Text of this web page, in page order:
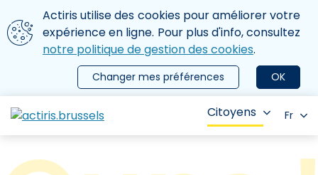
Aller au contenu principal
Nous utilisons des cookies
Actiris utilise des cookies pour améliorer votre
expérience en ligne. Pour plus d'info, consultez
notre politique de gestion des cookies.
OK
Changer mes préférences
le menu
Citoyens Fr